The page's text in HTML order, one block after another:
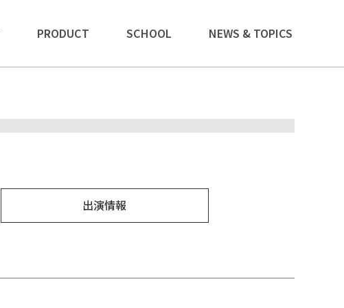
PRODUCT SCHOOL NEWS & TOPICS
出演情報